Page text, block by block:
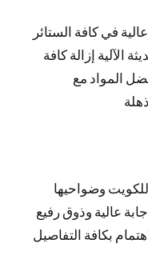
في كافة الستائر
الآلية إزالة كافة
المواد مع
وضواحيها
عالية وذوق رفيع
بكافة التفاصيل